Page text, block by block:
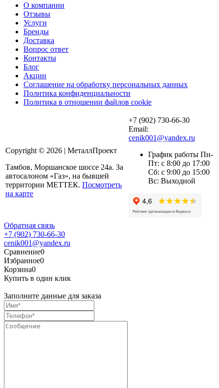
О компании
Отзывы
Услуги
Бренды
Доставка
Вопрос ответ
Контакты
Блог
Акции
Соглашение на обработку персональных данных
Политика конфиденциальности
Политика в отношении файлов cookie
Copyright © 2026 | МеталлПроект
Тамбов, Моршанское шоссе 24а. За
автосалоном «Газ», на бывшей
территории МЕТТЕК. Посмотреть
на карте
+7 (902) 730-66-30
Email:
cenik001@yandex.ru
График работы Пн-
Пт: с 8:00 до 17:00
Сб: с 9:00 до 15:00
Вс: Выходной
Обратная связь
+7 (902) 730-66-30
cenik001@yandex.ru
Сравнение0
Избранное0
Корзина0
Купить в один клик
Заполните данные для заказа